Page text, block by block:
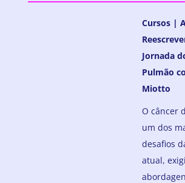
Cursos |
Jornada
Pulmão
Miotto
O câncer
um dos
desafios
atual,